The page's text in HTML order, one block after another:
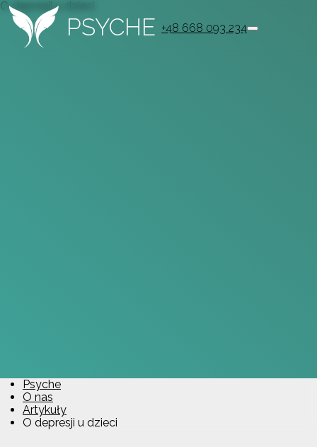
PSYCHE +48 668 093 234
O depresji u dzieci
Psyche
O nas
Artykuły
O depresji u dzieci